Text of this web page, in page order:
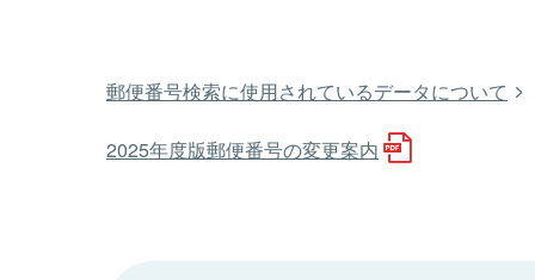
郵便番号検索に使用されているデータについて
2025年度版郵便番号の変更案内